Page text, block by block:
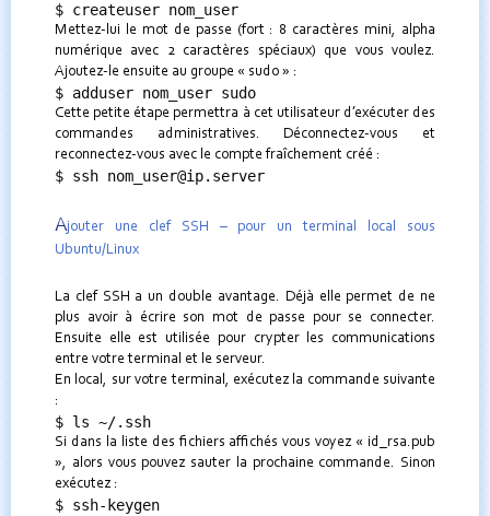
$ createuser nom_user
Mettez-lui le mot de passe (fort : 8 caractères mini, alpha
numérique avec 2 caractères spéciaux) que vous voulez.
Ajoutez-le ensuite au groupe « sudo » :
$ adduser nom_user sudo
Cette petite étape permettra à cet utilisateur d’exécuter des
commandes administratives. Déconnectez-vous et
reconnectez-vous avec le compte fraîchement créé :
$ ssh nom_user@ip.server
Ajouter une clef SSH – pour un terminal local sous
Ubuntu/Linux
La clef SSH a un double avantage. Déjà elle permet de ne
plus avoir à écrire son mot de passe pour se connecter.
Ensuite elle est utilisée pour crypter les communications
entre votre terminal et le serveur.
En local, sur votre terminal, exécutez la commande suivante
:
$ ls ~/.ssh
Si dans la liste des fichiers affichés vous voyez « id_rsa.pub
», alors vous pouvez sauter la prochaine commande. Sinon
exécutez :
$ ssh-keygen